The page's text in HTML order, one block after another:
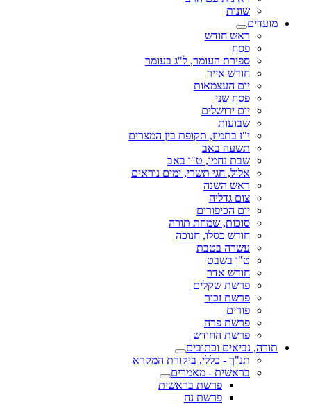
שונות
מועדים
ראש חודש
פסח
ספירת העומר, ל"ג בעומר
חודש אייר
יום העצמאות
פסח שני
יום ירושלים
שבועות
י"ז בתמוז, תקופת בין המצרים
תשעה באב
שבת נחמו, ט"ו באב
אלול, חגי תשרי, ימים נוראים
ראש השנה
צום גדליה
יום הכיפורים
סוכות, שמחת תורה
חודש כסלו, חנוכה
עשרה בטבת
ט"ו בשבט
חודש אדר
פרשת שקלים
פרשת זכור
פורים
פרשת פרה
פרשת החודש
תורה, נביאים וכתובים
תנ"ך - כללי, ביקורת המקרא
בראשית - מאמרים
פרשת בראשית
פרשת נח